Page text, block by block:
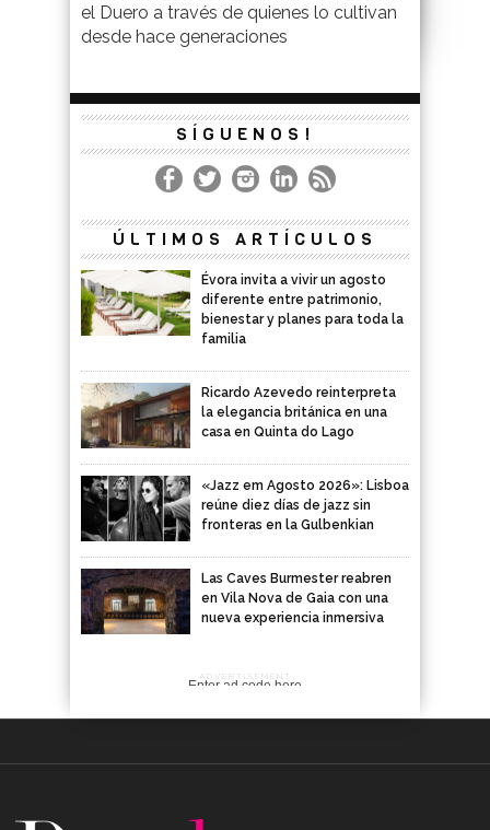
el Duero a través de quienes lo cultivan
desde hace generaciones
SÍGUENOS!
ÚLTIMOS ARTÍCULOS
Évora invita a vivir un agosto
diferente entre patrimonio,
bienestar y planes para toda la
familia
Ricardo Azevedo reinterpreta
la elegancia británica en una
casa en Quinta do Lago
«Jazz em Agosto 2026»: Lisboa
reúne diez días de jazz sin
fronteras en la Gulbenkian
Las Caves Burmester reabren
en Vila Nova de Gaia con una
nueva experiencia inmersiva
ADVERTISEMENT
Enter ad code here